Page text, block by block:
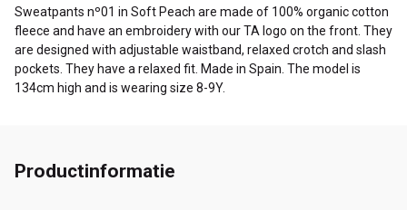
Sweatpants nº01 in Soft Peach are made of 100% organic cotton
fleece and have an embroidery with our TA logo on the front. They
are designed with adjustable waistband, relaxed crotch and slash
pockets. They have a relaxed fit. Made in Spain. The model is
134cm high and is wearing size 8-9Y.
Productinformatie